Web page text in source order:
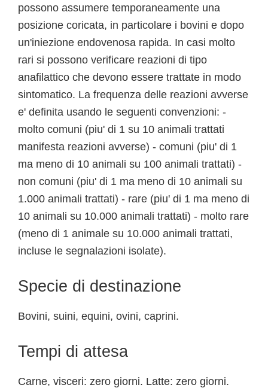
possono assumere temporaneamente una
posizione coricata, in particolare i bovini e dopo
un'iniezione endovenosa rapida. In casi molto
rari si possono verificare reazioni di tipo
anafilattico che devono essere trattate in modo
sintomatico. La frequenza delle reazioni avverse
e' definita usando le seguenti convenzioni: -
molto comuni (piu' di 1 su 10 animali trattati
manifesta reazioni avverse) - comuni (piu' di 1
ma meno di 10 animali su 100 animali trattati) -
non comuni (piu' di 1 ma meno di 10 animali su
1.000 animali trattati) - rare (piu' di 1 ma meno di
10 animali su 10.000 animali trattati) - molto rare
(meno di 1 animale su 10.000 animali trattati,
incluse le segnalazioni isolate).
Specie di destinazione
Bovini, suini, equini, ovini, caprini.
Tempi di attesa
Carne, visceri: zero giorni. Latte: zero giorni.